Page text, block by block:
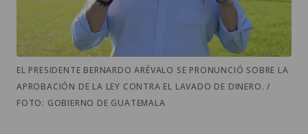
EL PRESIDENTE BERNARDO ARÉVALO SE PRONUNCIÓ SOBRE LA
APROBACIÓN DE LA LEY CONTRA EL LAVADO DE DINERO. /
FOTO: GOBIERNO DE GUATEMALA